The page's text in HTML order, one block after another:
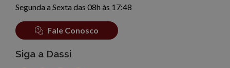
Segunda a Sexta das 08h às 17:48
Fale Conosco
Siga a Dassi